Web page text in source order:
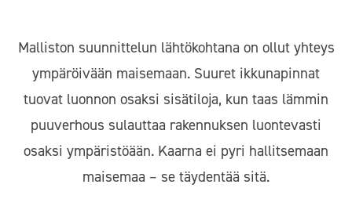
Malliston suunnittelun lähtökohtana on ollut yhteys
ympäröivään maisemaan. Suuret ikkunapinnat
tuovat luonnon osaksi sisätiloja, kun taas lämmin
puuverhous sulauttaa rakennuksen luontevasti
osaksi ympäristöään. Kaarna ei pyri hallitsemaan
maisemaa – se täydentää sitä.